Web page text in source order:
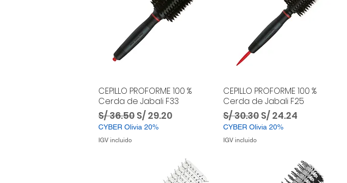
CEPILLO PROFORME 100 %
Cerda de Jabali F33
Precio
S/ 36.50 Precio de oferta
S/ 29.20
CYBER Olivia 20%
IGV incluido
CEPILLO PROFORME 100 %
Cerda de Jabali F25
Precio
S/ 30.30 Precio de oferta
S/ 24.24
CYBER Olivia 20%
IGV incluido